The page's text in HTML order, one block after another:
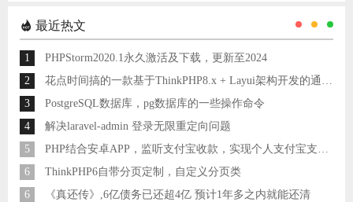
最近热文
1
PHPStorm2020.1永久激活及下载，更新至2024
2
花点时间搞的一款基于ThinkPHP8.x + Layui架构开发的通用后台管理系统
3
PostgreSQL数据库，pg数据库的一些操作命令
4
解决laravel-admin 登录无限重定向问题
5
PHP结合安卓APP，监听支付宝收款，实现个人支付宝支付接口
6
ThinkPHP6自带分页定制，自定义分页类
6
《真还传》,6亿债务已还超4亿 预计1年多之内就能还清